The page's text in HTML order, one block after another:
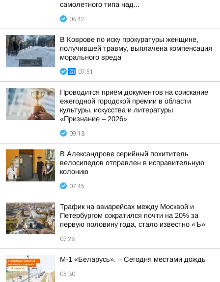
самолетного типа над...
08:42
В Коврове по иску прокуратуры женщине,
получившей травму, выплачена компенсация
морального вреда
07:51
Проводится приём документов на соискание
ежегодной городской премии в области
культуры, искусства и литературы
«Признание – 2026»
09:13
В Александрове серийный похититель
велосипедов отправлен в исправительную
колонию
07:45
Трафик на авиарейсах между Москвой и
Петербургом сократился почти на 20% за
первую половину года, стало известно «Ъ»
07:28
М-1 «Беларусь». – Сегодня местами дождь
05:30